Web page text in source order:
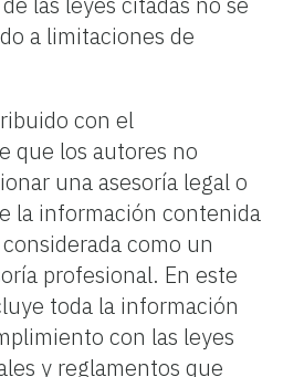
a limitaciones de
con el
que los autores no
una asesoría legal o
la información contenida
como un
profesional. En este
toda la información
con las leyes
y reglamentos que